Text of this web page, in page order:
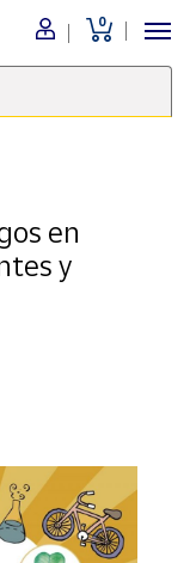
0
en
y